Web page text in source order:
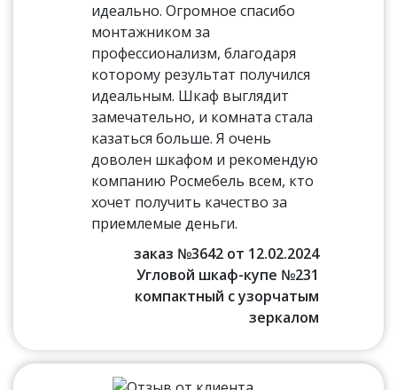
идеально. Огромное спасибо
монтажником за
профессионализм, благодаря
которому результат получился
идеальным. Шкаф выглядит
замечательно, и комната стала
казаться больше. Я очень
доволен шкафом и рекомендую
компанию Росмебель всем, кто
хочет получить качество за
приемлемые деньги.
заказ №3642 от 12.02.2024
Угловой шкаф-купе №231
компактный с узорчатым
зеркалом